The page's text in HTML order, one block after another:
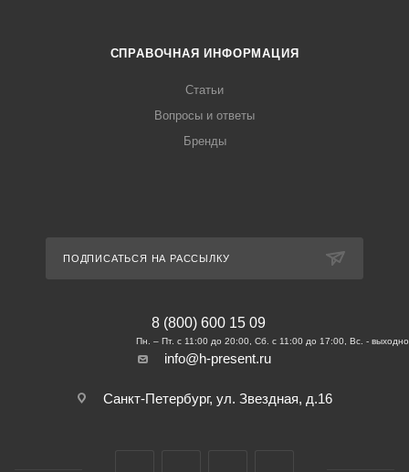
СПРАВОЧНАЯ ИНФОРМАЦИЯ
Статьи
Вопросы и ответы
Бренды
ПОДПИСАТЬСЯ НА РАССЫЛКУ
8 (800) 600 15 09
info@h-present.ru
Санкт-Петербург, ул. Звездная, д.16